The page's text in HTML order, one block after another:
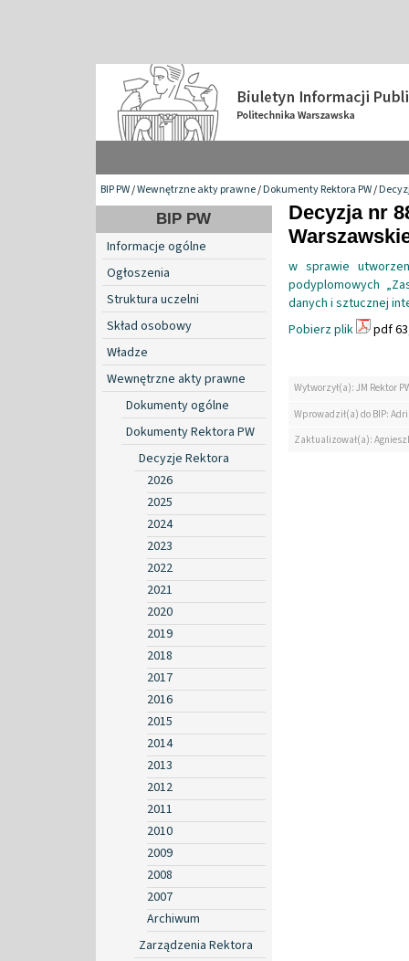
BIP PW/Wewnętrzne akty prawne/Dokumenty Rektora PW/
BIP PW
Informacje ogólne
Ogłoszenia
Struktura uczelni
Skład osobowy
Władze
Wewnętrzne akty prawne
Dokumenty ogólne
Dokumenty Rektora PW
Decyzje Rektora
2026
2025
2024
2023
2022
2021
2020
2019
2018
2017
2016
2015
2014
2013
2012
2011
2010
2009
2008
2007
Archiwum
Zarządzenia Rektora
Decyzja nr
w sprawie
podyplomowych
danych i sztucznej
Pobierz plik
pdf
Wytworzył(a): JM Rektor
Wprowadził(a) do BIP:
Zaktualizował(a):